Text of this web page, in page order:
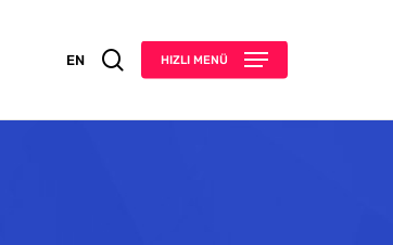
EN searchHIZLI MENÜ